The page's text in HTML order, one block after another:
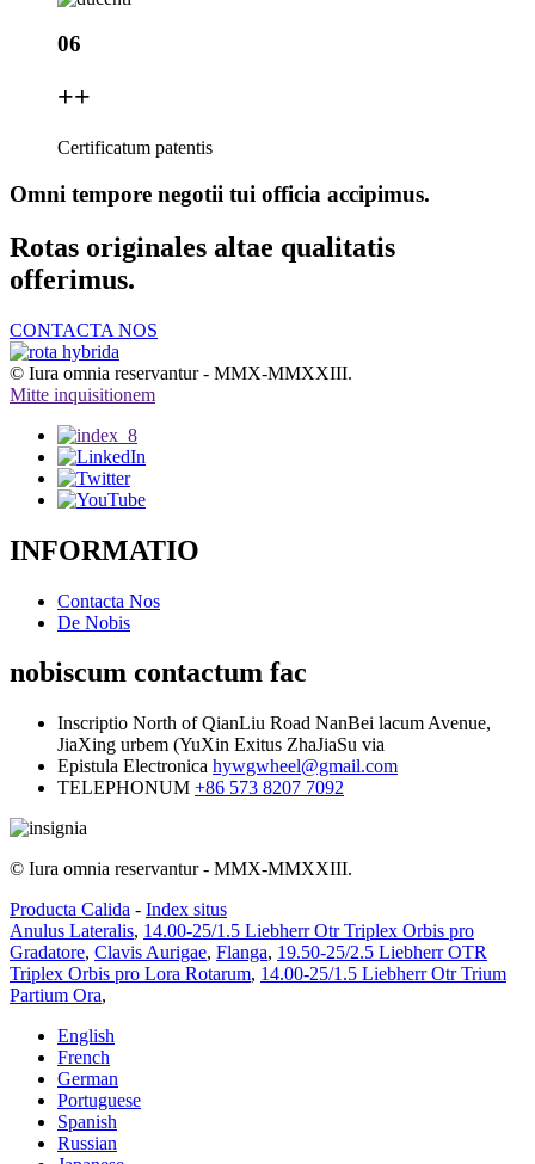
06
++
Certificatum patentis
Omni tempore negotii tui officia accipimus.
Rotas originales altae qualitatis
offerimus.
CONTACTA NOS
© Iura omnia reservantur - MMX-MMXXIII.
Mitte inquisitionem
INFORMATIO
Contacta Nos
De Nobis
nobiscum contactum fac
Inscriptio North of QianLiu Road NanBei lacum Avenue,
JiaXing urbem (YuXin Exitus ZhaJiaSu via
Epistula Electronica hywgwheel@gmail.com
TELEPHONUM +86 573 8207 7092
© Iura omnia reservantur - MMX-MMXXIII.
Producta Calida - Index situs
Anulus Lateralis, 14.00-25/1.5 Liebherr Otr Triplex Orbis pro
Gradatore, Clavis Aurigae, Flanga, 19.50-25/2.5 Liebherr OTR
Triplex Orbis pro Lora Rotarum, 14.00-25/1.5 Liebherr Otr Trium
Partium Ora,
English
French
German
Portuguese
Spanish
Russian